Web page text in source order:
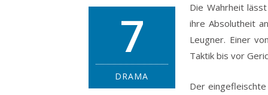
7
DRAMA
Die Wahrheit
ihre Absolutheit
Leugner. Einer
Taktik bis vor
Der